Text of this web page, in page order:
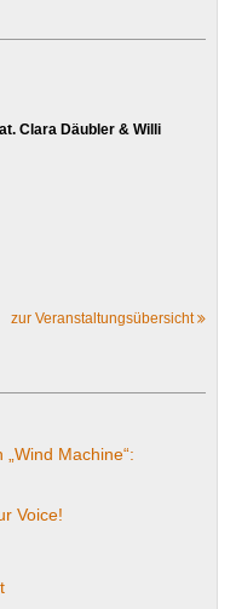
Clara Däubler & Willi
zur Veranstaltungsübersicht
Machine“:
Voice!